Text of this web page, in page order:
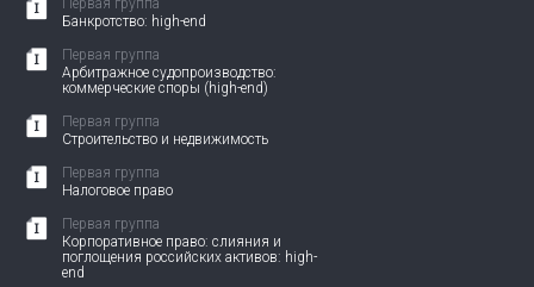
Первая группа
Банкротство: high-end
Первая группа
Арбитражное судопроизводство:
коммерческие споры (high-end)
Первая группа
Строительство и недвижимость
Первая группа
Налоговое право
Первая группа
Корпоративное право: слияния и
поглощения российских активов: high-
end